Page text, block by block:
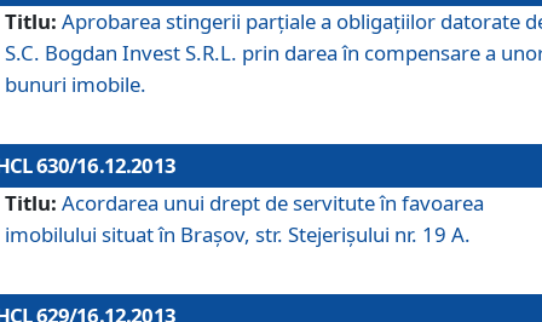
Titlu: Aprobarea stingerii parţiale a obligaţiilor datorate
S.C. Bogdan Invest S.R.L. prin darea în compensare a
bunuri imobile.
630/16.12.2013
Titlu: Acordarea unui drept de servitute în favoarea
imobilului situat în Braşov, str. Stejerişului nr. 19 A.
629/16.12.2013